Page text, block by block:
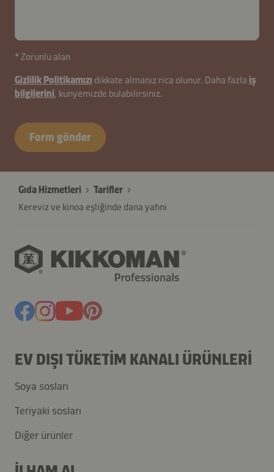
* Zorunlu alan
Gizlilik Politikamızı dikkate almanız rica olunur. Daha fazla iş
bilgilerini, künyemizde bulabilirsiniz.
Form gönder
Gıda Hizmetleri
Tarifler
Kereviz ve kinoa eşliğinde dana yahni
EV DIŞI TÜKETIM KANALI ÜRÜNLERI
Soya sosları
Teriyaki sosları
Diğer ürünler